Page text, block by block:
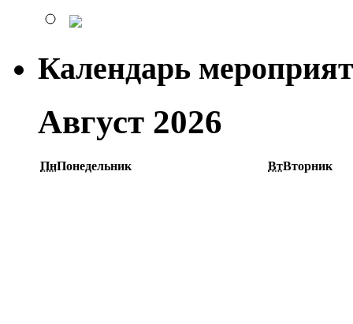
Календарь
Август 2026
ПнПонедельник ВтВторник